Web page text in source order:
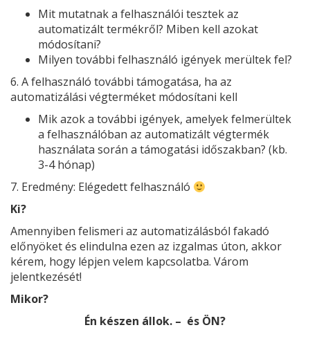
Mit mutatnak a felhasználói tesztek az
automatizált termékről? Miben kell azokat
módosítani?
Milyen további felhasználó igények merültek fel?
6. A felhasználó további támogatása, ha az
automatizálási végterméket módosítani kell
Mik azok a további igények, amelyek felmerültek
a felhasználóban az automatizált végtermék
használata során a támogatási időszakban? (kb.
3-4 hónap)
7. Eredmény: Elégedett felhasználó
Ki?
Amennyiben felismeri az automatizálásból fakadó
előnyöket és elindulna ezen az izgalmas úton, akkor
kérem, hogy lépjen velem kapcsolatba. Várom
jelentkezését!
Mikor?
Én készen állok. – és ÖN?